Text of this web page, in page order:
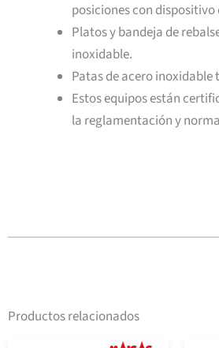
posiciones con dispositivo
Platos y bandeja de
inoxidable.
Patas de acero inoxidable
Estos equipos están
la reglamentación y
Productos relacionados